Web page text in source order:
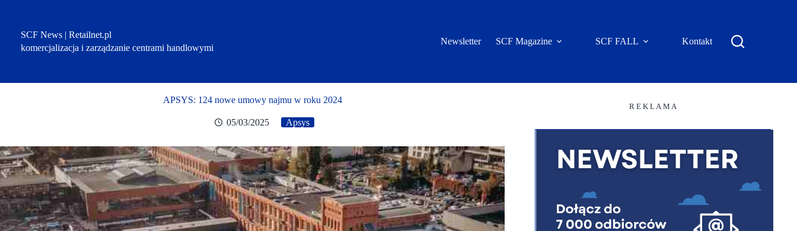
SCF News | Retailnet.pl
komercjalizacja i zarządzanie centrami handlowymi
Newsletter SCF Magazine SCF FALL Kontakt
APSYS: 124 nowe umowy najmu w roku 2024
05/03/2025 Apsys
R E K L A M A